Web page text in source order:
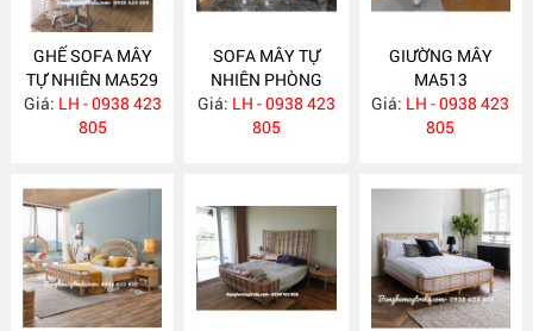
GHẾ SOFA MÂY
TỰ NHIÊN MA529
Giá: LH - 0938 423
805
SOFA MÂY TỰ
NHIÊN PHÒNG
KHÁCH KIỂU HIỆN
ĐẠI MA523
Giá: LH - 0938 423
805
GIƯỜNG MÂY
MA513
Giá: LH - 0938 423
805